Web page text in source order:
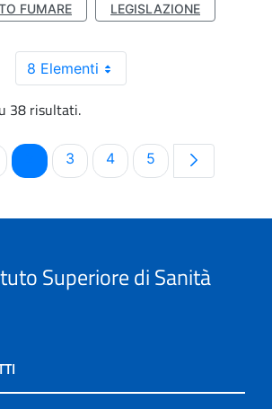
FUMARE
LEGISLAZIONE
8 Elementi
38 risultati.
PaginaPagina
3 Pagina
4 Pagina
5
Superiore di Sanità